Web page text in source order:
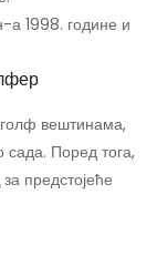
а 1998. године и
вештинама,
сада. Поред тога,
предстојеће